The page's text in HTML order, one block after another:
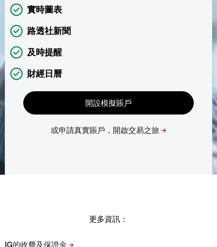
實時圖表
路透社新聞
及時提醒
財經日曆
更多資訊：